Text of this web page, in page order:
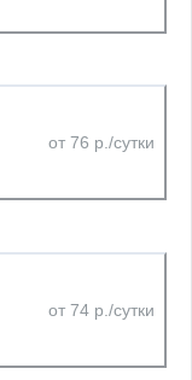
от 76 р./сутки
от 74 р./сутки